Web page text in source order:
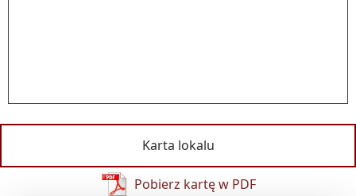
Karta lokalu
Pobierz kartę w PDF